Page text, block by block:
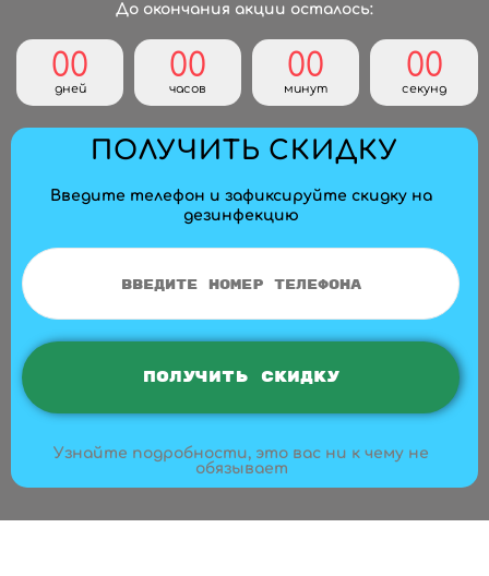
До окончания акции осталось:
00
дней
00
часов
00
минут
00
секунд
ПОЛУЧИТЬ СКИДКУ
Введите телефон и зафиксируйте скидку на
дезинфекцию
Узнайте подробности, это вас ни к чему не
обязывает